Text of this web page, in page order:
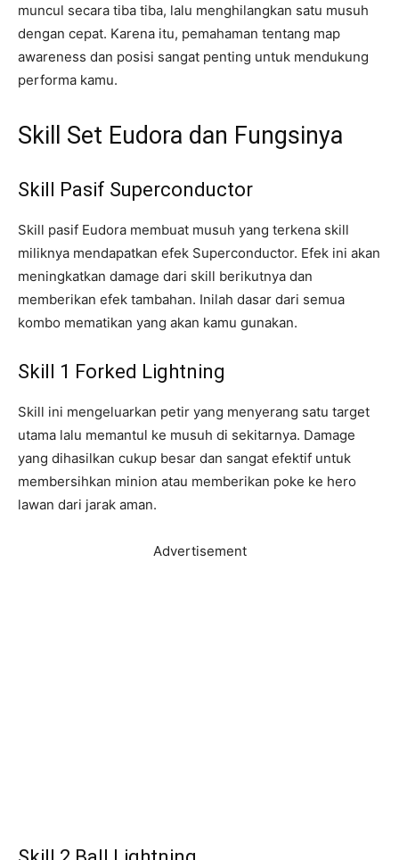
muncul secara tiba tiba, lalu menghilangkan satu musuh
dengan cepat. Karena itu, pemahaman tentang map
awareness dan posisi sangat penting untuk mendukung
performa kamu.
Skill Set Eudora dan Fungsinya
Skill Pasif Superconductor
Skill pasif Eudora membuat musuh yang terkena skill
miliknya mendapatkan efek Superconductor. Efek ini akan
meningkatkan damage dari skill berikutnya dan
memberikan efek tambahan. Inilah dasar dari semua
kombo mematikan yang akan kamu gunakan.
Skill 1 Forked Lightning
Skill ini mengeluarkan petir yang menyerang satu target
utama lalu memantul ke musuh di sekitarnya. Damage
yang dihasilkan cukup besar dan sangat efektif untuk
membersihkan minion atau memberikan poke ke hero
lawan dari jarak aman.
Advertisement